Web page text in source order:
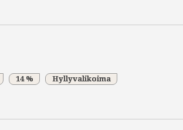
14 % Hyllyvalikoima